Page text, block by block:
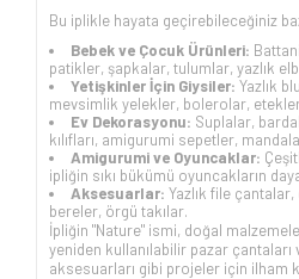
Bu iplikle hayata geçirebileceğiniz
Bebek ve Çocuk Ürünleri:
patikler, şapkalar, tulumlar, yazlık
Yetişkinler İçin Giysiler: Yazlık
mevsimlik yelekler, bolerolar,
Ev Dekorasyonu: Suplalar,
kılıfları, amigurumi sepetler,
Amigurumi ve Oyuncaklar:
ipliğin sıkı bükümü oyuncakların
Aksesuarlar: Yazlık file
bereler, örgü takılar.
İpliğin "Nature" ismi, doğal
yeniden kullanılabilir pazar
aksesuarları gibi projeler için ilham